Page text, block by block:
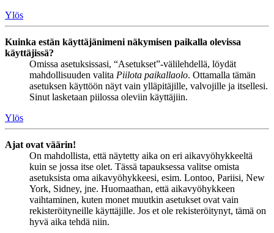
Ylös
Kuinka estän käyttäjänimeni näkymisen paikalla olevissa
käyttäjissä?
Omissa asetuksissasi, “Asetukset”-välilehdellä, löydät
mahdollisuuden valita Piilota paikallaolo. Ottamalla tämän
asetuksen käyttöön näyt vain ylläpitäjille, valvojille ja itsellesi.
Sinut lasketaan piilossa oleviin käyttäjiin.
Ylös
Ajat ovat väärin!
On mahdollista, että näytetty aika on eri aikavyöhykkeeltä
kuin se jossa itse olet. Tässä tapauksessa valitse omista
asetuksista oma aikavyöhykkeesi, esim. Lontoo, Pariisi, New
York, Sidney, jne. Huomaathan, että aikavyöhykkeen
vaihtaminen, kuten monet muutkin asetukset ovat vain
rekisteröityneille käyttäjille. Jos et ole rekisteröitynyt, tämä on
hyvä aika tehdä niin.